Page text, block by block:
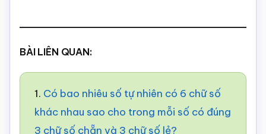
BÀI LIÊN QUAN:
1. Có bao nhiêu số tự nhiên có 6 chữ số
khác nhau sao cho trong mỗi số có đúng
3 chữ số chẵn và 3 chữ số lẻ?